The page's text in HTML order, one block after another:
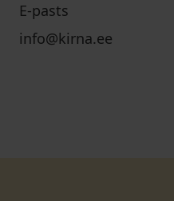
E-pasts
info@kirna.ee